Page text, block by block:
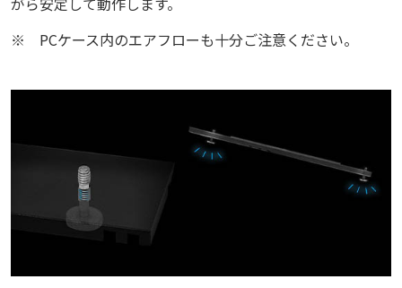
※
PCケース内のエアフローも十分ご注意ください。